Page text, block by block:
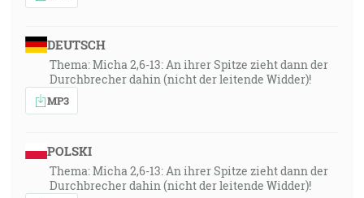
DEUTSCH
Thema: Micha 2,6-13: An ihrer Spitze zieht dann der
Durchbrecher dahin (nicht der leitende Widder)!
MP3
POLSKI
Thema: Micha 2,6-13: An ihrer Spitze zieht dann der
Durchbrecher dahin (nicht der leitende Widder)!